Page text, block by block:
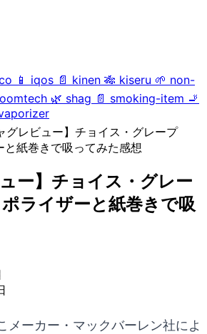
📱 iqos 📄 kinen 🎋 kiseru 🌱 non-
🌿 shag 📄 smoking-item 🚬
グレビュー】チョイス・グレープ
紙巻きで吸ってみた感想
ー】チョイス・グレー
ライザーと紙巻きで吸
メーカー・マックバーレン社によ